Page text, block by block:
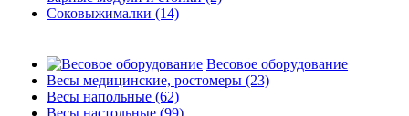
Соковыжималки (14)
Весовое оборудование
Весы медицинские, ростомеры (23)
Весы напольные (62)
Весы настольные (99)